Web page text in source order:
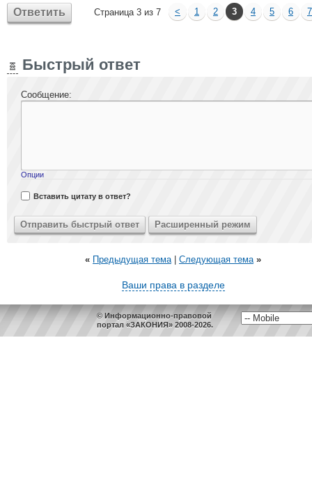
Ответить Страница 3 из 7 < 1 2 3 4 5 6 7
Быстрый ответ
Сообщение:
Опции
Вставить цитату в ответ?
« Предыдущая тема| Следующая тема »
Ваши права в разделе
© Информационно-правовой
портал «ЗАКОНИЯ» 2008-2026.